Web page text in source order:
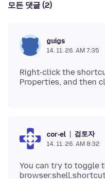
모든 댓글 (2)
guigs
14. 11. 26. AM 7:35
Right-click the
cor-el 검토자
14. 11. 26. AM 8:32
You can try to toggle